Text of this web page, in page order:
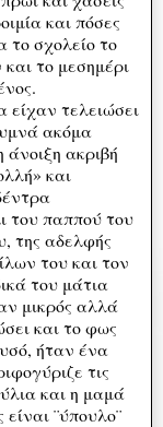
και πόσες
το σχολείο το
το μεσημέρι
τελειώσει
ακόμα
άνοιξη ακριβή
και
του παππού του
της αδελφής
του και τον
του μάτια
μικρός αλλά
και το φως
ήταν ένα
τις
και η μαμά
¨ύπουλο¨